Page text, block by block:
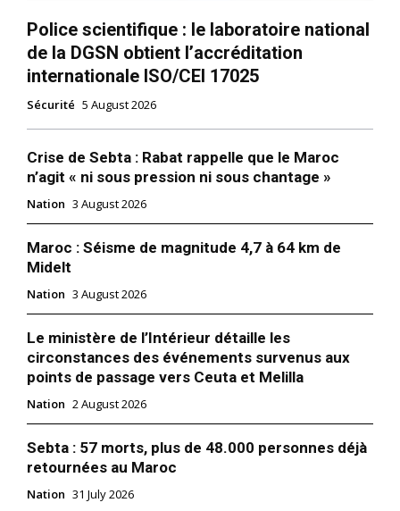
le1.ma
l'intelligence de
l'information
Insight Publications
À propos
Nous contacter
Police scientifique : le laboratoire national
de la DGSN obtient l’accréditation
internationale ISO/CEI 17025
Sécurité 5 August 2026
Crise de Sebta : Rabat rappelle que le Maroc
n’agit « ni sous pression ni sous chantage »
Nation 3 August 2026
Maroc : Séisme de magnitude 4,7 à 64 km de
Midelt
Nation 3 August 2026
Le ministère de l’Intérieur détaille les
circonstances des événements survenus aux
points de passage vers Ceuta et Melilla
Nation 2 August 2026
Sebta : 57 morts, plus de 48.000 personnes déjà
retournées au Maroc
Nation 31 July 2026